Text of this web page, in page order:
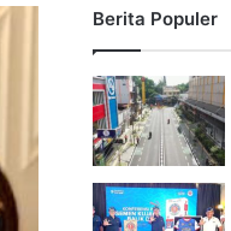
Berita Populer